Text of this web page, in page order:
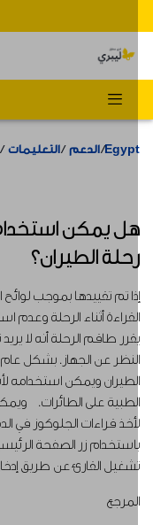
الدعم التعليمات
يمكن استخدام
الطيران؟
تم تقييدها بموجب لوائح
أثناء الرحلة وعدم
طاقم الرحلة أنه لا يريد
عن الجهاز. بشكل عام،
على الطائرات. ويمكن
قراءات الجلوكوز في الدم
زر الصفحة
القارئ عن طريق إدخال